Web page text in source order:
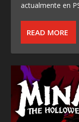
actualmente en
READ MORE